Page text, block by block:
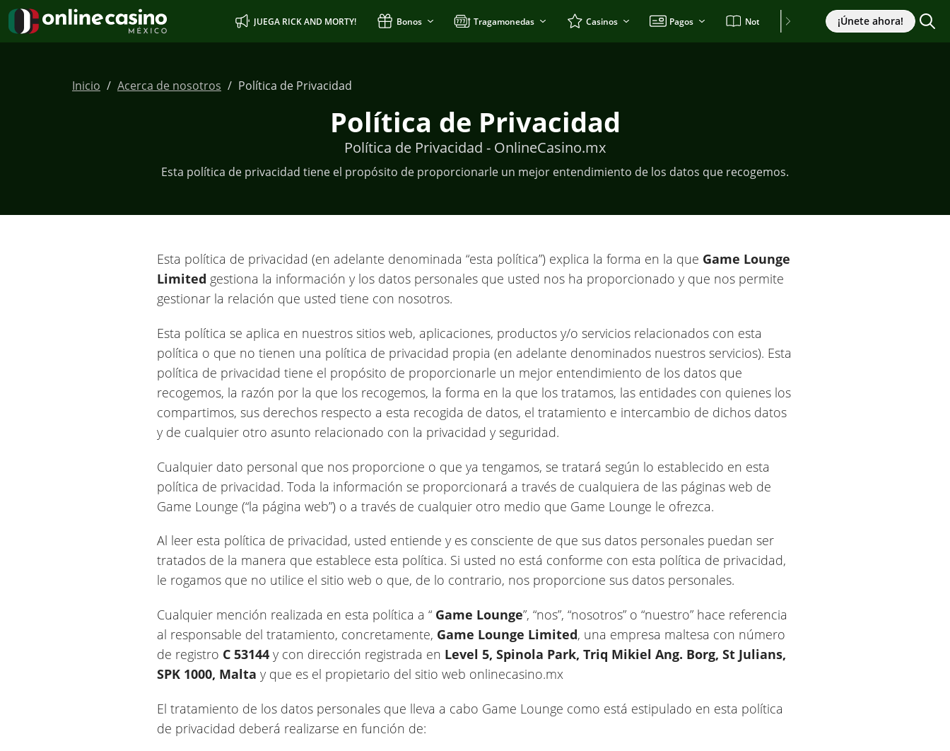
JUEGA RICK AND MORTY! Bonos Tragamonedas Casinos Pagos Noticias ¡Únete ahora!
Inicio Acerca de nosotros Política de Privacidad
Política de Privacidad
Política de Privacidad - OnlineCasino.mx
Esta política de privacidad tiene el propósito de proporcionarle un mejor entendimiento de los datos que recogemos.
Esta política de privacidad (en adelante denominada “esta política”) explica la forma en la que Game Lounge
Limited gestiona la información y los datos personales que usted nos ha proporcionado y que nos permite
gestionar la relación que usted tiene con nosotros.
Esta política se aplica en nuestros sitios web, aplicaciones, productos y/o servicios relacionados con esta
política o que no tienen una política de privacidad propia (en adelante denominados nuestros servicios). Esta
política de privacidad tiene el propósito de proporcionarle un mejor entendimiento de los datos que
recogemos, la razón por la que los recogemos, la forma en la que los tratamos, las entidades con quienes los
compartimos, sus derechos respecto a esta recogida de datos, el tratamiento e intercambio de dichos datos
y de cualquier otro asunto relacionado con la privacidad y seguridad.
Cualquier dato personal que nos proporcione o que ya tengamos, se tratará según lo establecido en esta
política de privacidad. Toda la información se proporcionará a través de cualquiera de las páginas web de
Game Lounge (“la página web”) o a través de cualquier otro medio que Game Lounge le ofrezca.
Al leer esta política de privacidad, usted entiende y es consciente de que sus datos personales puedan ser
tratados de la manera que establece esta política. Si usted no está conforme con esta política de privacidad,
le rogamos que no utilice el sitio web o que, de lo contrario, nos proporcione sus datos personales.
Cualquier mención realizada en esta política a “ Game Lounge”, “nos”, “nosotros” o “nuestro” hace referencia
al responsable del tratamiento, concretamente, Game Lounge Limited, una empresa maltesa con número
de registro C 53144 y con dirección registrada en Level 5, Spinola Park, Triq Mikiel Ang. Borg, St Julians,
SPK 1000, Malta y que es el propietario del sitio web onlinecasino.mx
El tratamiento de los datos personales que lleva a cabo Game Lounge como está estipulado en esta política
de privacidad deberá realizarse en función de: